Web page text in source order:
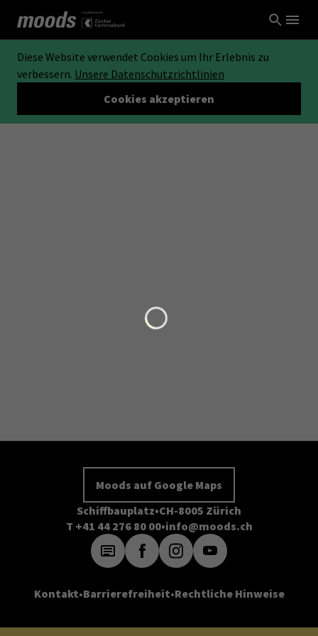
Diese Website verwendet Cookies um Ihr Erlebnis zu
verbessern. Unsere Datenschutzrichtlinien
Cookies akzeptieren
Moods auf Google Maps
Schiffbauplatz CH-8005 Zürich
T +41 44 276 80 00 info@moods.ch
Kontakt Barrierefreiheit Rechtliche Hinweise